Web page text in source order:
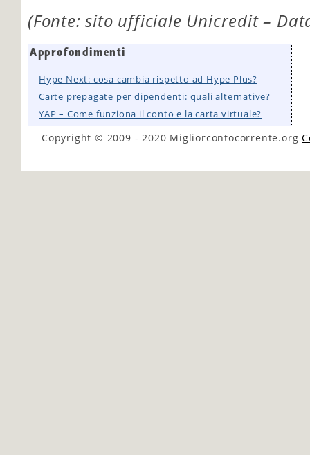
(Fonte: sito ufficiale Unicredit –
Approfondimenti
Hype Next: cosa cambia rispetto ad Hype Plus?
Carte prepagate per dipendenti: quali alternative?
YAP – Come funziona il conto e la carta virtuale?
Copyright © 2009 - 2020 Migliorcontocorrente.org